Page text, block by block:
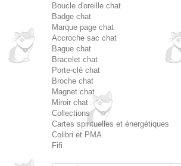
Boucle d'oreille chat
Badge chat
Marque page chat
Accroche sac chat
Bague chat
Bracelet chat
Porte-clé chat
Broche chat
Magnet chat
Miroir chat
Collections
Cartes spirituelles et énergétiques
Colibri et PMA
Fifi